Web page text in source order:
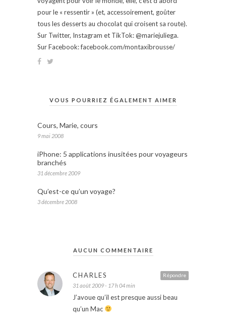
pour le « ressentir » (et, accessoirement, goûter
tous les desserts au chocolat qui croisent sa route).
Sur Twitter, Instagram et TikTok: @mariejuliega.
Sur Facebook: facebook.com/montaxibrousse/
VOUS POURRIEZ ÉGALEMENT AIMER
Cours, Marie, cours
9 mai 2008
iPhone: 5 applications inusitées pour voyageurs
branchés
31 décembre 2009
Qu’est-ce qu’un voyage?
3 décembre 2008
AUCUN COMMENTAIRE
Répondre
CHARLES
31 août 2009 - 17 h 04 min
J’avoue qu’il est presque aussi beau
qu’un Mac